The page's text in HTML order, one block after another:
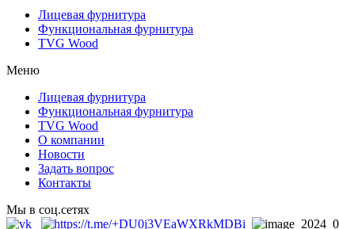
Лицевая фурнитура
Функциональная фурнитура
TVG Wood
Меню
Лицевая фурнитура
Функциональная фурнитура
TVG Wood
О компании
Новости
Задать вопрос
Контакты
Мы в соц.сетях